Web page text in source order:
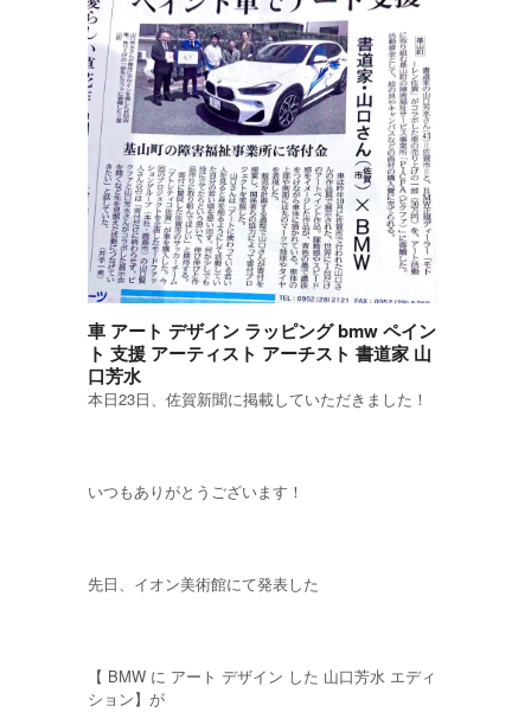
車 アート デザイン ラッピング bmw ペイン
ト 支援 アーティスト アーチスト 書道家 山
口芳水
本日23日、佐賀新聞に掲載していただきました！
いつもありがとうございます！
先日、イオン美術館にて発表した
【 BMW に アート デザイン した 山口芳水 エディ
ション】が